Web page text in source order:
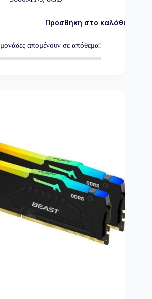
Προσθήκη στο καλάθι
μονάδες απομένουν σε απόθεμα!